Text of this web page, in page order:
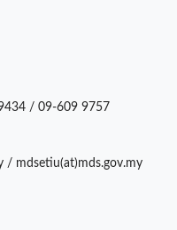
/ 09-609 9757
/ mdsetiu(at)mds.gov.my